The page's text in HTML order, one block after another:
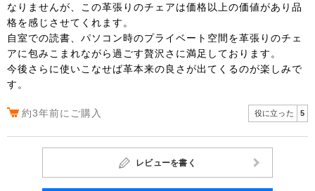
なりませんが、この革張りのチェアは価格以上の価値があり品
格を感じさせてくれます。
自室での読書、パソコン時のプライベート空間を革張りのチェ
アに包みこまれながら過ごす贅沢さに満足しております。
今後さらに使いこなせば革本来の良さが出てくるのが楽しみで
す。
約3年前にご購入 役に立った 5
レビューを書く